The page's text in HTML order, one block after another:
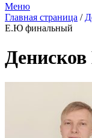
Меню
Главная страница /
Е.Ю финальный